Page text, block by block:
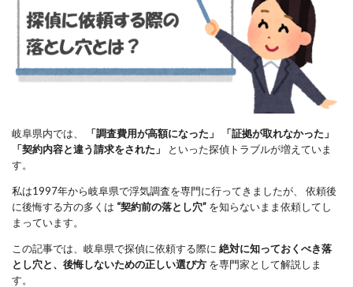
岐阜県内では、 「調査費用が高額になった」
「証拠が取れなかった」
「契約内容と違う請求をされた」
といった探偵トラブルが増えていま
す。
私は1997年から岐阜県で浮気調査を専門に行ってきましたが、 依頼後
に後悔する方の多くは “契約前の落とし穴” を知らないまま依頼してし
まっています。
この記事では、岐阜県で探偵に依頼する際に 絶対に知っておくべき落
とし穴と、後悔しないための正しい選び方 を専門家として解説しま
す。